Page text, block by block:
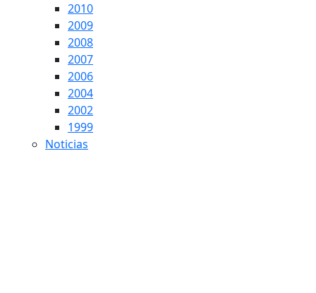
2010
2009
2008
2007
2006
2004
2002
1999
Noticias